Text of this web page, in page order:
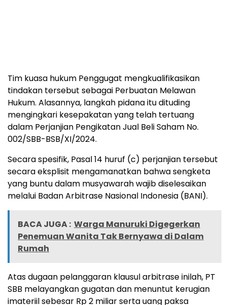
Tim kuasa hukum Penggugat mengkualifikasikan
tindakan tersebut sebagai Perbuatan Melawan
Hukum. Alasannya, langkah pidana itu dituding
mengingkari kesepakatan yang telah tertuang
dalam Perjanjian Pengikatan Jual Beli Saham No.
002/SBB-BSB/XI/2024.
Secara spesifik, Pasal 14 huruf (c) perjanjian tersebut
secara eksplisit mengamanatkan bahwa sengketa
yang buntu dalam musyawarah wajib diselesaikan
melalui Badan Arbitrase Nasional Indonesia (BANI).
BACA JUGA : Warga Manuruki Digegerkan
Penemuan Wanita Tak Bernyawa di Dalam
Rumah
Atas dugaan pelanggaran klausul arbitrase inilah, PT
SBB melayangkan gugatan dan menuntut kerugian
imateriil sebesar Rp 2 miliar serta uang paksa